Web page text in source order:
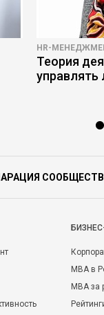
HR-
Теория
MBA в
MBA